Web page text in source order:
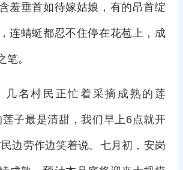
羞垂首如待嫁姑娘，有的昂首绽
连蜻蜓都忍不住停在花苞上，成
之笔。
几名村民正忙着采摘成熟的莲
莲子最是清甜，我们早上6点就开
边劳作边笑着说。七月初，安岗